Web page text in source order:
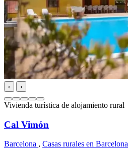
‹ ›
Vivienda turística de alojamiento rural
Cal Vimón
Barcelona , Casas rurales en Barcelona